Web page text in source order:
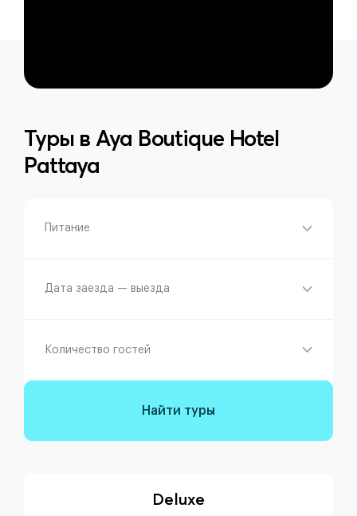
Туры в Aya Boutique Hotel
Pattaya
Питание
Дата заезда — выезда
Количество гостей
Найти туры
Deluxe